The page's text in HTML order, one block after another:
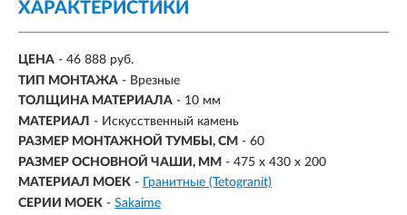
ХАРАКТЕРИСТИКИ
ЦЕНА - 46 888 руб.
ТИП МОНТАЖА - Врезные
ТОЛЩИНА МАТЕРИАЛА - 10 мм
МАТЕРИАЛ - Искусственный камень
РАЗМЕР МОНТАЖНОЙ ТУМБЫ, СМ - 60
РАЗМЕР ОСНОВНОЙ ЧАШИ, ММ - 475 х 430 х 200
МАТЕРИАЛ МОЕК - Гранитные (Tetogranit)
СЕРИИ МОЕК - Sakaime